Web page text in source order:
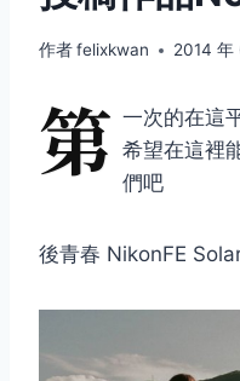
作者felixkwan 2014 年
第 一次的在這
希望在這裡
們吧
後青春 NikonFE